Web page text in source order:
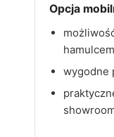
Opcja
wygodne